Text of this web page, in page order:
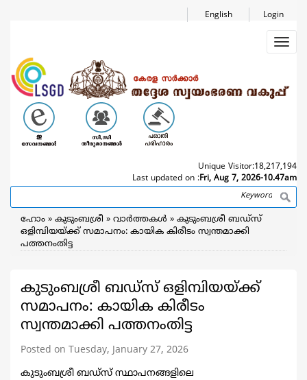
Login
English
Unique Visitor:18,217,194
Last updated on :Fri, Aug 7, 2026-10.47am
Search
Breadcrumb
ഹോം കുടുംബശ്രീ വാര്‍ത്തകള്‍
കുടുംബശ്രീ ബഡ്സ്
ഒളിമ്പിയയ്ക്ക് സമാപനം: കായിക കിരീടം സ്വന്തമാക്കി
പത്തനംതിട്ട
കുടുംബശ്രീ ബഡ്സ് ഒളിമ്പിയയ്ക്ക്
സമാപനം: കായിക കിരീടം
സ്വന്തമാക്കി പത്തനംതിട്ട
Posted on Tuesday, January 27, 2026
കുടുംബശ്രീ ബഡ്സ് സ്ഥാപനങ്ങളിലെ